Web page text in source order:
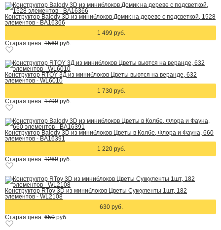
Конструктор Balody 3D из миниблоков Домик на дереве с подсветкой, 1528
элементов - BA16366
1 499 руб.
Старая цена: 1560 руб.
Конструктор RTOY 3Д из миниблоков Цветы вьются на веранде, 632
элементов - WL6010
1 730 руб.
Старая цена: 1799 руб.
Конструктор Balody 3D из миниблоков Цветы в Колбе, Флора и Фауна, 660
элементов - BA16391
1 220 руб.
Старая цена: 1260 руб.
Конструктор RToy 3D из миниблоков Цветы Суккуленты 1шт, 182
элементов - WL2108
630 руб.
Старая цена: 650 руб.